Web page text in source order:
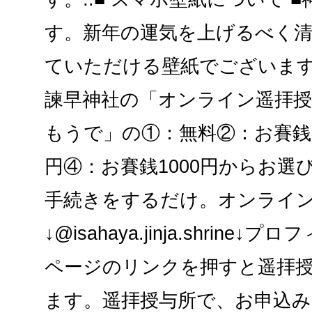
す。新年の運気を上げるべく
ていただける壁紙でございま
諫早神社の「オンライン遥拝
もうで」の①：無料②：お賽
円④：お賽銭1000円からお選
手続きをするだけ。オンライ
↓@isahaya.jinja.shrine↓プロ
ページのリンクを押すと遥拝
ます。遥拝授与所で、お申込